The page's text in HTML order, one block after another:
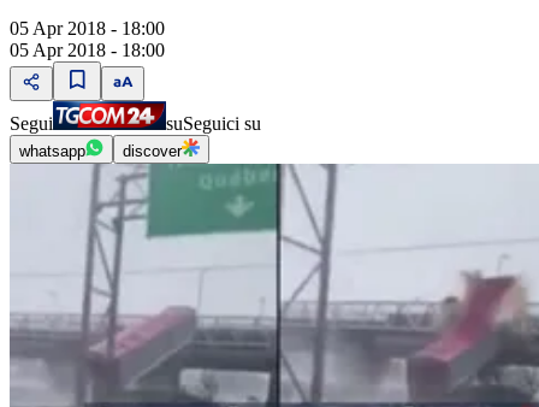
05 Apr 2018 - 18:00
05 Apr 2018 - 18:00
Segui suSeguici su
whatsapp discover